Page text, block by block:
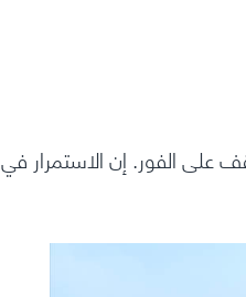
التوقف على الفور. إن الاستمرار في